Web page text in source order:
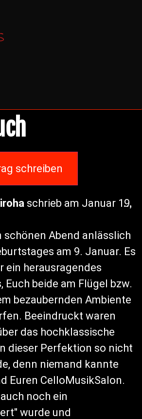
schrieb am Januar 19,
schönen Abend anlässlich
am 9. Januar. Es
ein herausragendes
Euch beide am Flügel bzw.
bezaubernden Ambiente
Beeindruckt waren
das hochklassische
dieser Perfektion so nicht
denn niemand kannte
Euren CelloMusikSalon.
noch ein
wurde und
...